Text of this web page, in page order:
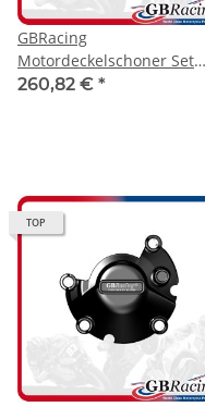
GBRacing
Motordeckelschoner Set
YAMAHA R1 15-25
260,82 € *
TOP